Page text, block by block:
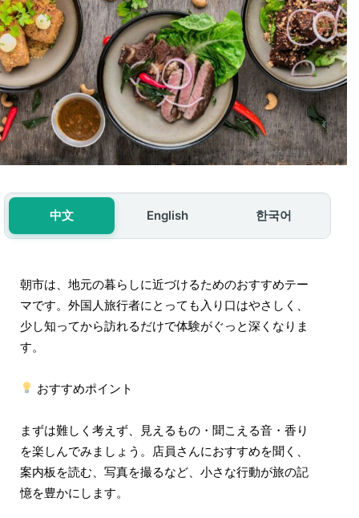
中文 English 한국어
朝市は、地元の暮らしに近づけるためのおすすめテー
マです。外国人旅行者にとっても入り口はやさしく、
少し知ってから訪れるだけで体験がぐっと深くなりま
す。
おすすめポイント
まずは難しく考えず、見えるもの・聞こえる音・香り
を楽しんでみましょう。店員さんにおすすめを聞く、
案内板を読む、写真を撮るなど、小さな行動が旅の記
憶を豊かにします。